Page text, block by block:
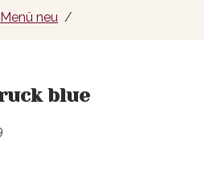
Menü neu
blue